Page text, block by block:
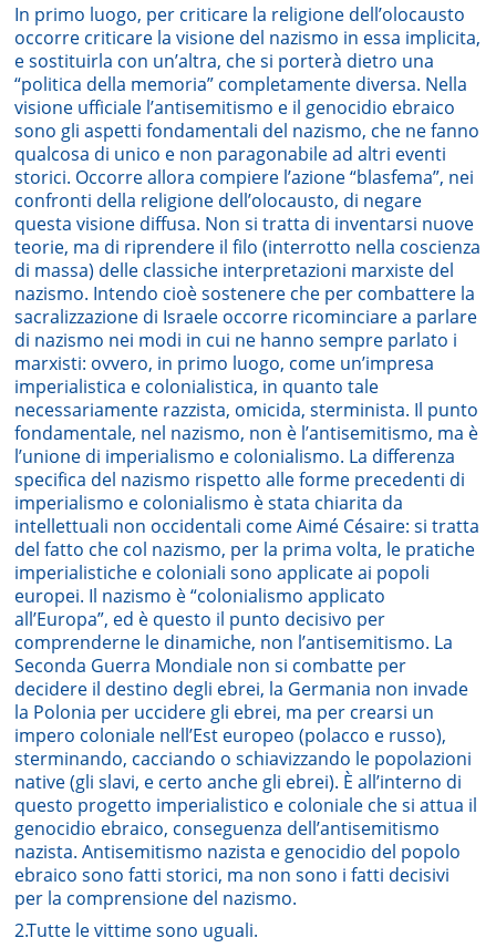
In primo luogo, per criticare la religione dell’olocausto
occorre criticare la visione del nazismo in essa implicita,
e sostituirla con un’altra, che si porterà dietro una
“politica della memoria” completamente diversa. Nella
visione ufficiale l’antisemitismo e il genocidio ebraico
sono gli aspetti fondamentali del nazismo, che ne fanno
qualcosa di unico e non paragonabile ad altri eventi
storici. Occorre allora compiere l’azione “blasfema”, nei
confronti della religione dell’olocausto, di negare
questa visione diffusa. Non si tratta di inventarsi nuove
teorie, ma di riprendere il filo (interrotto nella coscienza
di massa) delle classiche interpretazioni marxiste del
nazismo. Intendo cioè sostenere che per combattere la
sacralizzazione di Israele occorre ricominciare a parlare
di nazismo nei modi in cui ne hanno sempre parlato i
marxisti: ovvero, in primo luogo, come un’impresa
imperialistica e colonialistica, in quanto tale
necessariamente razzista, omicida, sterminista. Il punto
fondamentale, nel nazismo, non è l’antisemitismo, ma è
l’unione di imperialismo e colonialismo. La differenza
specifica del nazismo rispetto alle forme precedenti di
imperialismo e colonialismo è stata chiarita da
intellettuali non occidentali come Aimé Césaire: si tratta
del fatto che col nazismo, per la prima volta, le pratiche
imperialistiche e coloniali sono applicate ai popoli
europei. Il nazismo è “colonialismo applicato
all’Europa”, ed è questo il punto decisivo per
comprenderne le dinamiche, non l’antisemitismo. La
Seconda Guerra Mondiale non si combatte per
decidere il destino degli ebrei, la Germania non invade
la Polonia per uccidere gli ebrei, ma per crearsi un
impero coloniale nell’Est europeo (polacco e russo),
sterminando, cacciando o schiavizzando le popolazioni
native (gli slavi, e certo anche gli ebrei). È all’interno di
questo progetto imperialistico e coloniale che si attua il
genocidio ebraico, conseguenza dell’antisemitismo
nazista. Antisemitismo nazista e genocidio del popolo
ebraico sono fatti storici, ma non sono i fatti decisivi
per la comprensione del nazismo.
2.Tutte le vittime sono uguali.